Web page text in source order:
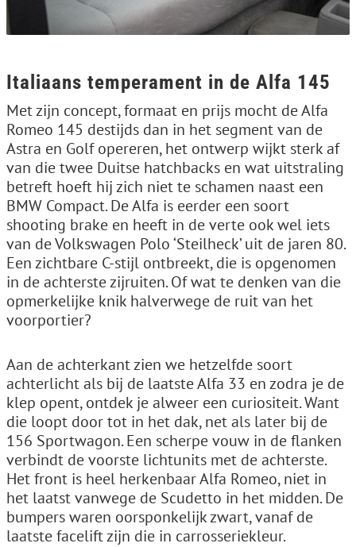
Italiaans temperament in de Alfa 145
Met zijn concept, formaat en prijs mocht de Alfa
Romeo 145 destijds dan in het segment van de
Astra en Golf opereren, het ontwerp wijkt sterk af
van die twee Duitse hatchbacks en wat uitstraling
betreft hoeft hij zich niet te schamen naast een
BMW Compact. De Alfa is eerder een soort
shooting brake en heeft in de verte ook wel iets
van de Volkswagen Polo ‘Steilheck’ uit de jaren 80.
Een zichtbare C-stijl ontbreekt, die is opgenomen
in de achterste zijruiten. Of wat te denken van die
opmerkelijke knik halverwege de ruit van het
voorportier?
Aan de achterkant zien we hetzelfde soort
achterlicht als bij de laatste Alfa 33 en zodra je de
klep opent, ontdek je alweer een curiositeit. Want
die loopt door tot in het dak, net als later bij de
156 Sportwagon. Een scherpe vouw in de flanken
verbindt de voorste lichtunits met de achterste.
Het front is heel herkenbaar Alfa Romeo, niet in
het laatst vanwege de Scudetto in het midden. De
bumpers waren oorsponkelijk zwart, vanaf de
laatste facelift zijn die in carrosseriekleur.